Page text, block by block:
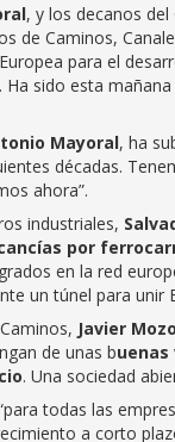
, y los decanos
de Caminos,
para el
Ha sido esta
Mayoral, ha
décadas.
ahora”.
industriales,
por
en la red
un túnel para unir
Javier
de unas buenas
. Una sociedad
todas las
a corto